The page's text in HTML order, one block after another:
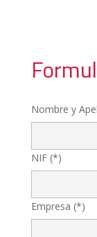
Nombre y
NIF (*)
Empresa (*)